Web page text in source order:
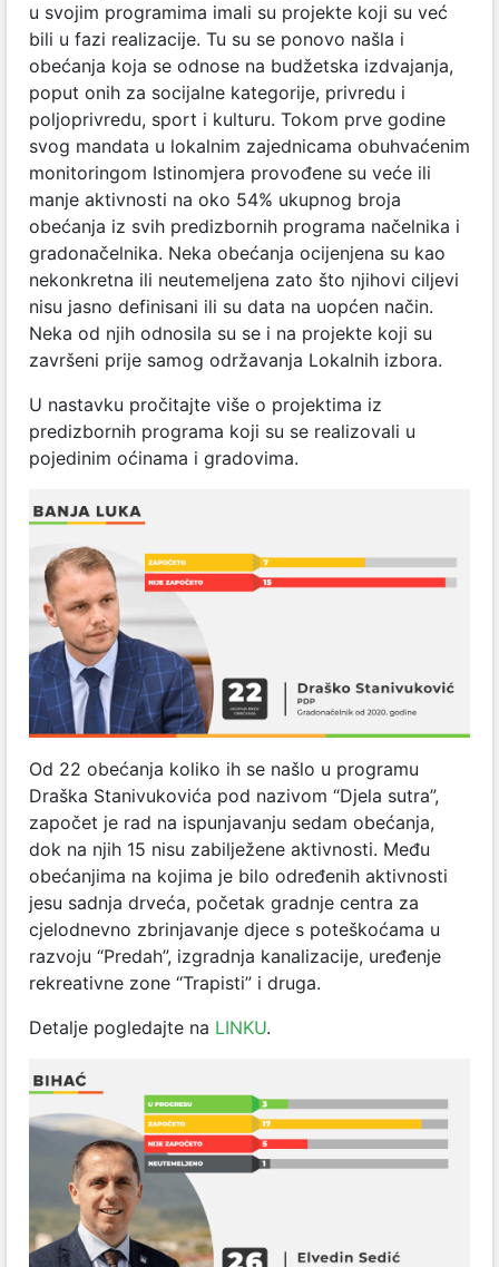
u svojim programima imali su projekte koji su već
bili u fazi realizacije. Tu su se ponovo našla i
obećanja koja se odnose na budžetska izdvajanja,
poput onih za socijalne kategorije, privredu i
poljoprivredu, sport i kulturu. Tokom prve godine
svog mandata u lokalnim zajednicama obuhvaćenim
monitoringom Istinomjera provođene su veće ili
manje aktivnosti na oko 54% ukupnog broja
obećanja iz svih predizbornih programa načelnika i
gradonačelnika. Neka obećanja ocijenjena su kao
nekonkretna ili neutemeljena zato što njihovi ciljevi
nisu jasno definisani ili su data na uopćen način.
Neka od njih odnosila su se i na projekte koji su
završeni prije samog održavanja Lokalnih izbora.
U nastavku pročitajte više o projektima iz
predizbornih programa koji su se realizovali u
pojedinim oćinama i gradovima.
Od 22 obećanja koliko ih se našlo u programu
Draška Stanivukovića pod nazivom “Djela sutra”,
započet je rad na ispunjavanju sedam obećanja,
dok na njih 15 nisu zabilježene aktivnosti. Među
obećanjima na kojima je bilo određenih aktivnosti
jesu sadnja drveća, početak gradnje centra za
cjelodnevno zbrinjavanje djece s poteškoćama u
razvoju “Predah”, izgradnja kanalizacije, uređenje
rekreativne zone “Trapisti” i druga.
Detalje pogledajte na LINKU.